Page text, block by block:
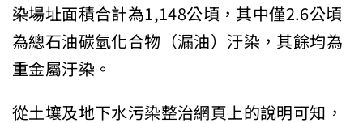
染場址面積合計為1,148公頃，其中僅2.6公頃
為總石油碳氫化合物（漏油）汙染，其餘均為
重金屬汙染。
從土壤及地下水污染整治網頁上的說明可知，